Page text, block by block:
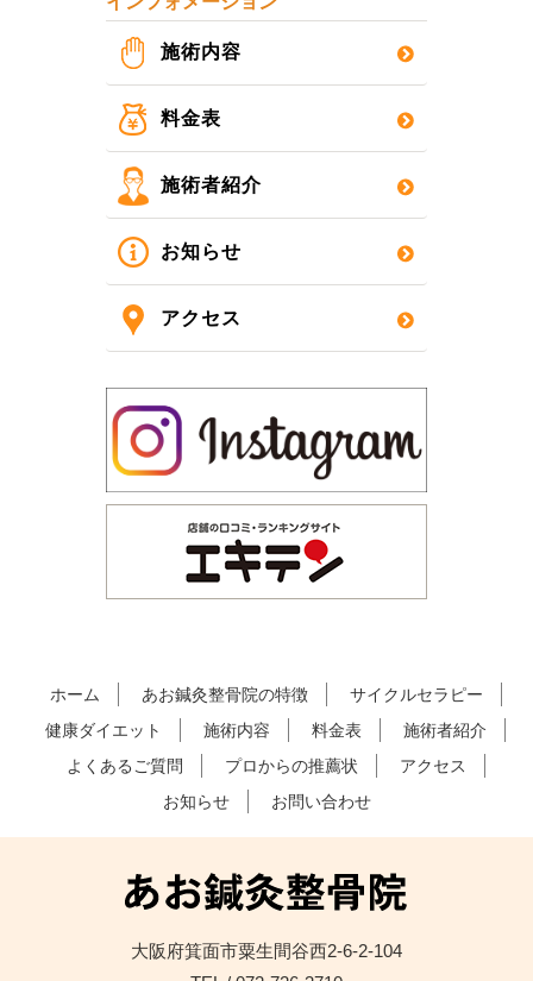
施術内容
料金表
施術者紹介
お知らせ
アクセス
ホーム あお鍼灸整骨院の特徴
サイクルセラピー
健康ダイエット
施術内容 料金表
施術者紹介
よくあるご質問
プロからの推薦状
アクセス
お知らせ
お問い合わせ
大阪府箕面市粟生間谷西2-6-2-104